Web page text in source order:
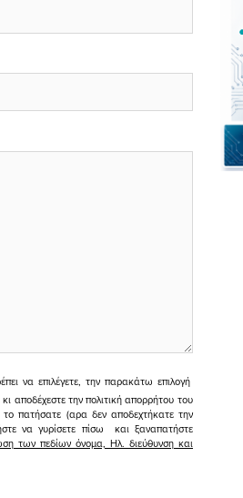
να επιλέγετε, την παρακάτω επιλογή
κι αποδέχεστε την πολιτική απορρήτου του
πατήσατε (αρα δεν αποδεχτήκατε την
να γυρίσετε πίσω και ξαναπατήστε
των πεδίων όνομα, Ηλ. διεύθυνση και